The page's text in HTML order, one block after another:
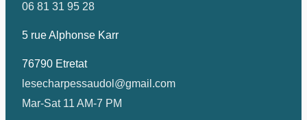
06 81 31 95 28
5 rue Alphonse Karr
76790 Etretat
lesecharpessaudol@gmail.com
Mar-Sat 11 AM-7 PM